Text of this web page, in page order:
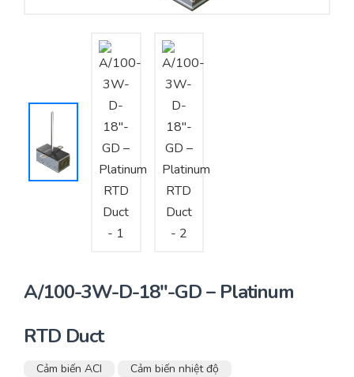
Bảo trì – Bảo dưỡng hệ thống
Tư vấn – Thiết kế – Cung cấp thiết bị HVAC
Tư vấn thiết kế, thi công tủ điều khiển
Thi công – Lắp đặt hệ thống HVAC
A/100-3W-D-18″-GD – Platinum
RTD Duct
Cảm biến ACI Cảm biến nhiệt độ